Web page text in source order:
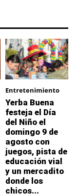
Entretenimiento
Yerba Buena
festeja el Día
del Niño el
domingo 9 de
agosto con
juegos, pista de
educación vial
y un mercadito
donde los
chicos...